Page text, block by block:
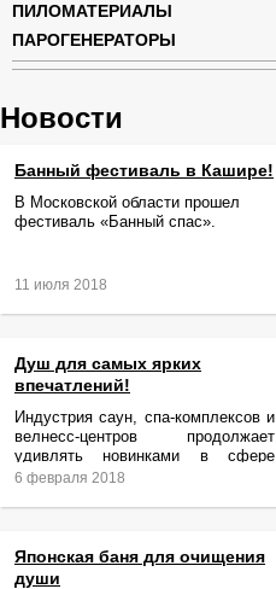
ПИЛОМАТЕРИАЛЫ
ПАРОГЕНЕРАТОРЫ
Новости
Банный фестиваль в Кашире!
В Московской области прошел
фестиваль «Банный спас».
11 июля 2018
Душ для самых ярких
впечатлений!
Индустрия саун, спа-комплексов и
велнесс-центров продолжает
удивлять новинками в сфере
релаксации и ухода за телом.
6 февраля 2018
Японская баня для очищения
души